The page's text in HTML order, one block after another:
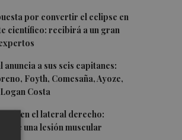
por convertir el eclipse en
científico: recibirá a un gran
anuncia a sus seis capitanes:
Foyth, Comesaña, Ayoze,
Costa
en el lateral derecho:
una lesión muscular